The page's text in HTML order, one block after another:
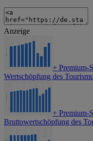
Anzeige
+ Premium-
Wertschöpfung des
+ Premium-
Bruttowertschöpfung des